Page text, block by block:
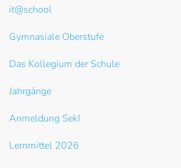
it@school
Gymnasiale Oberstufe
Das Kollegium der Schule
Jahrgänge
Anmeldung SekI
Lernmittel 2026